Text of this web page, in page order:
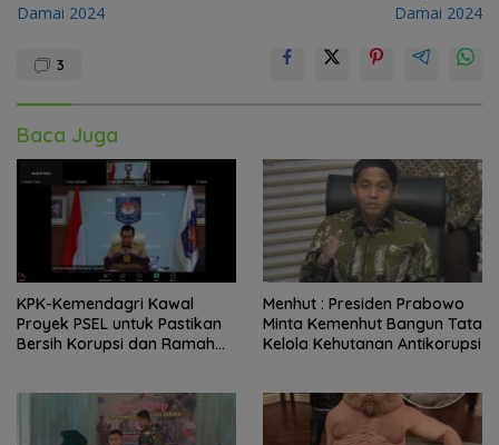
Damai 2024
Damai 2024
3
Baca Juga
KPK-Kemendagri Kawal
Proyek PSEL untuk Pastikan
Bersih Korupsi dan Ramah
Menhut : Presiden Prabowo
Minta Kemenhut Bangun Tata
Kelola Kehutanan Antikorupsi